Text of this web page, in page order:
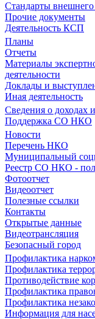
Стандарты
Прочие документы
Деятельность КСП
Планы
Отчеты
Материалы
деятельности
Доклады и
Иная деятельность
Сведения о доходах
Поддержка СО НКО
Новости
Перечень НКО
Муниципальный
Реестр СО НКО -
Фотоотчет
Видеоотчет
Полезные ссылки
Контакты
Открытые данные
Видеотрансляция
Безопасный город
Профилактика
Профилактика
Противодействие
Профилактика
Профилактика
Информация для